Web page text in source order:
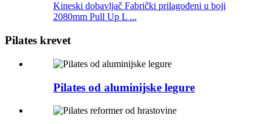
Kineski dobavljač Fabrički prilagođeni u boji
2080mm Pull Up L ...
Pilates krevet
Pilates od aluminijske legure